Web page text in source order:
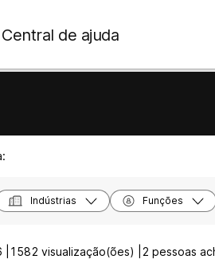
Central de ajuda
Indústrias Funções
1582 visualização(ões) | 2 pessoas